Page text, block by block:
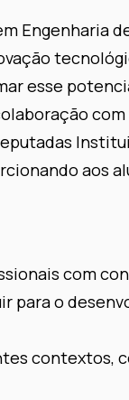
esse
aos
com
para o